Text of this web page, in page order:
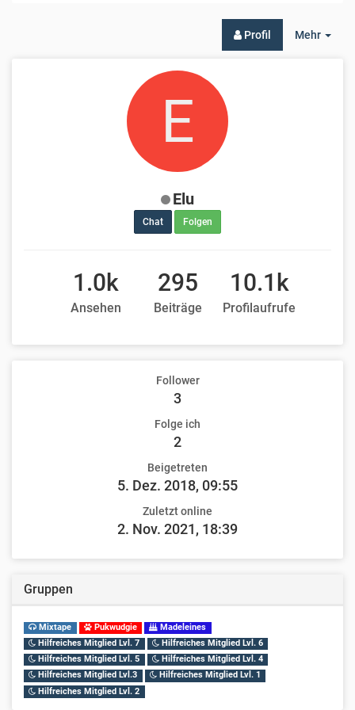
Mehr
Profil
E
Elu
Chat Folgen
1.0k
Ansehen
295
Beiträge
10.1k
Profilaufrufe
Follower
3
Folge ich
2
Beigetreten
5. Dez. 2018, 09:55
Zuletzt online
2. Nov. 2021, 18:39
Gruppen
Mixtape Pukwudgie
Madeleines
Hilfreiches Mitglied Lvl. 7
Hilfreiches Mitglied Lvl. 6
Hilfreiches Mitglied Lvl. 5
Hilfreiches Mitglied Lvl. 4
Hilfreiches Mitglied Lvl.3
Hilfreiches Mitglied Lvl. 1
Hilfreiches Mitglied Lvl. 2